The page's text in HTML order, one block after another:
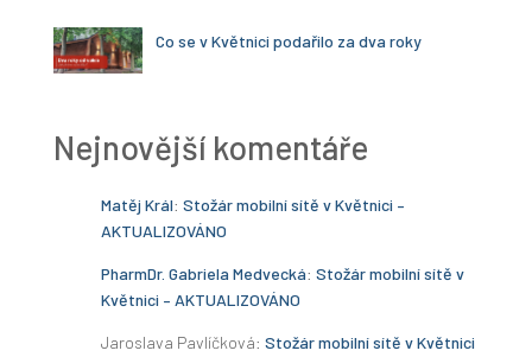
Co se v Květnici podařilo za dva roky
Nejnovější komentáře
Matěj Král: Stožár mobilní sítě v Květnici –
AKTUALIZOVÁNO
PharmDr. Gabriela Medvecká: Stožár mobilní sítě v
Květnici – AKTUALIZOVÁNO
Jaroslava Pavlíčková: Stožár mobilní sítě v Květnici